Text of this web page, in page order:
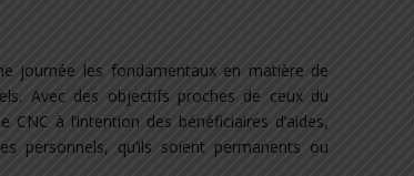
journée les fondamentaux en matière de
Avec des objectifs proches de ceux du
à l’intention des bénéficiaires d’aides,
personnels, qu’ils soient permanents ou